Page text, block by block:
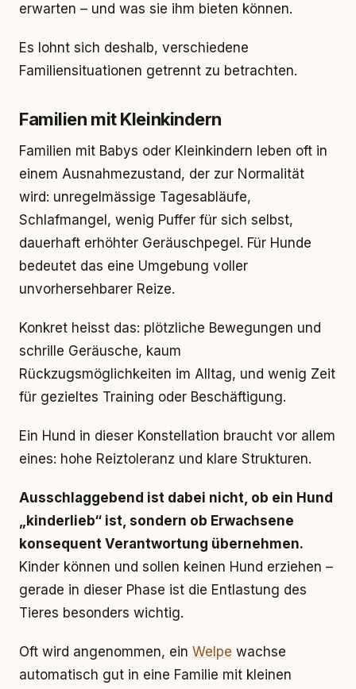
erwarten – und was sie ihm bieten können.
Es lohnt sich deshalb, verschiedene
Familiensituationen getrennt zu betrachten.
Familien mit Kleinkindern
Familien mit Babys oder Kleinkindern leben oft in
einem Ausnahmezustand, der zur Normalität
wird: unregelmässige Tagesabläufe,
Schlafmangel, wenig Puffer für sich selbst,
dauerhaft erhöhter Geräuschpegel. Für Hunde
bedeutet das eine Umgebung voller
unvorhersehbarer Reize.
Konkret heisst das: plötzliche Bewegungen und
schrille Geräusche, kaum
Rückzugsmöglichkeiten im Alltag, und wenig Zeit
für gezieltes Training oder Beschäftigung.
Ein Hund in dieser Konstellation braucht vor allem
eines: hohe Reiztoleranz und klare Strukturen.
Ausschlaggebend ist dabei nicht, ob ein Hund
„kinderlieb“ ist, sondern ob Erwachsene
konsequent Verantwortung übernehmen.
Kinder können und sollen keinen Hund erziehen –
gerade in dieser Phase ist die Entlastung des
Tieres besonders wichtig.
Oft wird angenommen, ein Welpe wachse
automatisch gut in eine Familie mit kleinen